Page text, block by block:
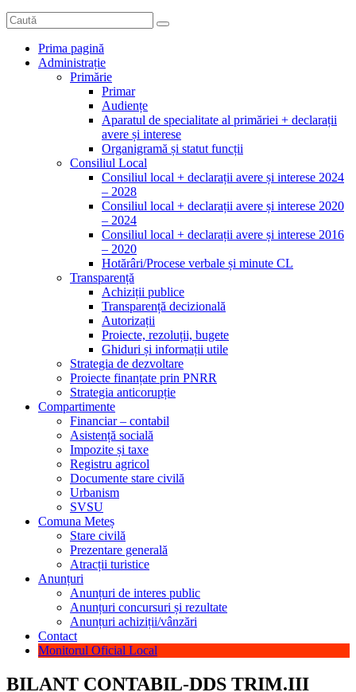
Prima pagină
Administrație
Primărie
Primar
Audiențe
Aparatul de specialitate al primăriei + declarații
avere și interese
Organigramă și statut funcții
Consiliul Local
Consiliul local + declarații avere și interese 2024
– 2028
Consiliul local + declarații avere și interese 2020
– 2024
Consiliul local + declarații avere și interese 2016
– 2020
Hotărâri/Procese verbale și minute CL
Transparență
Achiziții publice
Transparență decizională
Autorizații
Proiecte, rezoluții, bugete
Ghiduri și informații utile
Strategia de dezvoltare
Proiecte finanțate prin PNRR
Strategia anticorupție
Compartimente
Financiar – contabil
Asistență socială
Impozite și taxe
Registru agricol
Documente stare civilă
Urbanism
SVSU
Comuna Meteș
Stare civilă
Prezentare generală
Atracții turistice
Anunțuri
Anunțuri de interes public
Anunțuri concursuri și rezultate
Anunțuri achiziții/vânzări
Contact
Monitorul Oficial Local
BILANT CONTABIL-DDS TRIM.III